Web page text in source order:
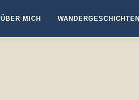
ÜBER MICH WANDERGESCHICHTEN